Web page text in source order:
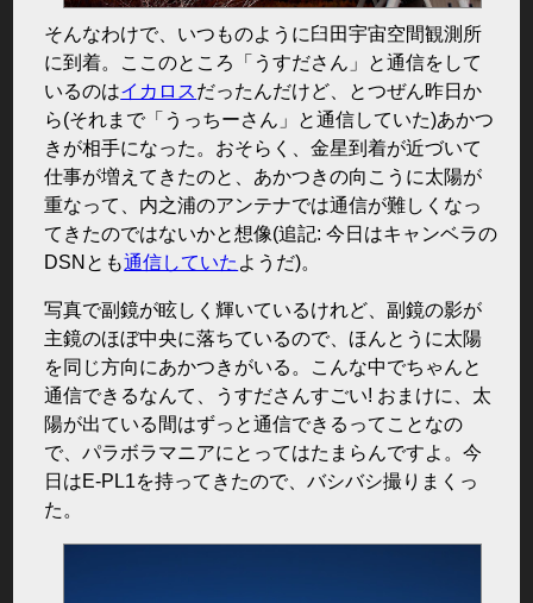
そんなわけで、いつものように臼田宇宙空間観測所
に到着。ここのところ「うすださん」と通信をして
いるのはイカロスだったんだけど、とつぜん昨日か
ら(それまで「うっちーさん」と通信していた)あかつ
きが相手になった。おそらく、金星到着が近づいて
仕事が増えてきたのと、あかつきの向こうに太陽が
重なって、内之浦のアンテナでは通信が難しくなっ
てきたのではないかと想像(追記: 今日はキャンベラの
DSNとも通信していた ようだ)。
写真で副鏡が眩しく輝いているけれど、副鏡の影が
主鏡のほぼ中央に落ちているので、ほんとうに太陽
を同じ方向にあかつきがいる。こんな中でちゃんと
通信できるなんて、うすださんすごい! おまけに、太
陽が出ている間はずっと通信できるってことなの
で、パラボラマニアにとってはたまらんですよ。今
日はE-PL1を持ってきたので、バシバシ撮りまくっ
た。